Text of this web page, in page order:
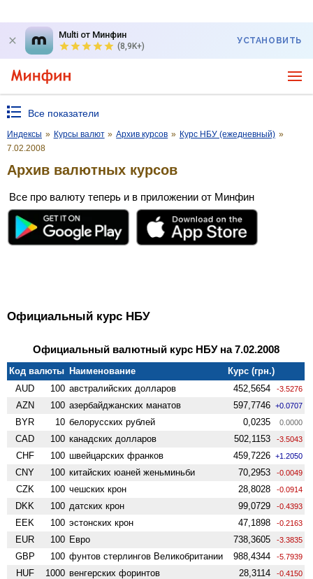
Multi от Минфин
(8,9K+)
УСТАНОВИТЬ
Все показатели
Индексы » Курсы валют » Архив курсов » Курс НБУ (ежедневный) »
7.02.2008
Архив валютных курсов
Все про валюту теперь и в приложении от Минфин
Официальный курс НБУ
Официальный валютный курс НБУ на 7.02.2008
Код валюты Наименование
Курс (грн.)
AUD
100 австралийских долларов 452,5654 -3.5276
AZN 100 азербайджанских манатов 597,7746 +0.0707
BYR 10 белорусских рублей 0,0235 0.0000
CAD 100 канадских долларов 502,1153 -3.5043
CHF 100 швейцарских франков 459,7226 +1.2050
CNY 100 китайских юаней женьминьби 70,2953 -0.0049
CZK 100 чешских крон 28,8028 -0.0914
DKK 100 датских крон 99,0729 -0.4393
EEK 100 эстонских крон 47,1898 -0.2163
EUR 100 Евро 738,3605 -3.3835
GBP 100 фунтов стерлингов Велико­британии 988,4344 -5.7939
HUF 1000 венгерских форинтов 28,3114 -0.4150